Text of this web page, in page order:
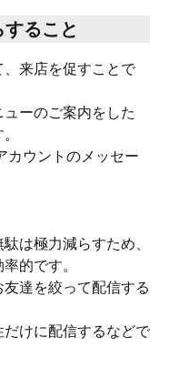
ること
来店を促すことで
ーのご案内をした
カウントのメッセー
は極力減らすため、
的です。
達を絞って配信する
けに配信するなどで